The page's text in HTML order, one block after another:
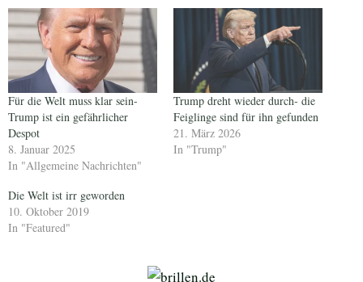
Für die Welt muss klar sein-
Trump ist ein gefährlicher
Despot
8. Januar 2025
In "Allgemeine Nachrichten"
Trump dreht wieder durch- die
Feiglinge sind für ihn gefunden
21. März 2026
In "Trump"
Die Welt ist irr geworden
10. Oktober 2019
In "Featured"